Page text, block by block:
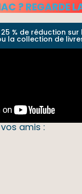
? REGARDE
25 % de réduction
la collection de
amis :